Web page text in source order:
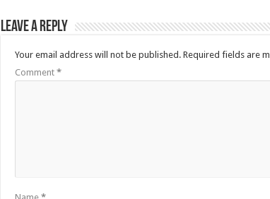
Leave a Reply
Your email address will not be published. Required fields are
Comment *